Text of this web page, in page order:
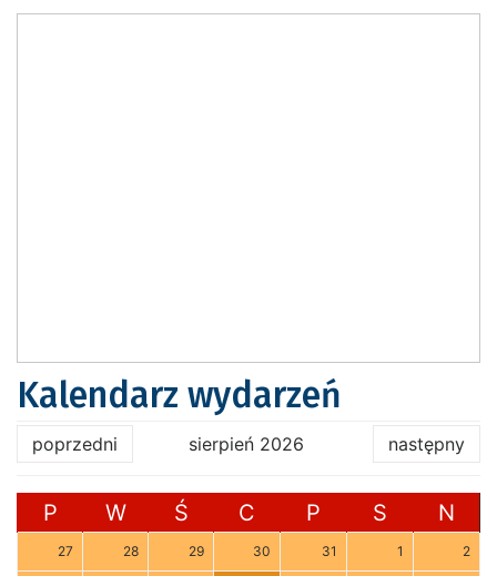
Kalendarz wydarzeń
poprzedni sierpień 2026 następny
P W Ś C P S N
27 28 29 30 31 1 2